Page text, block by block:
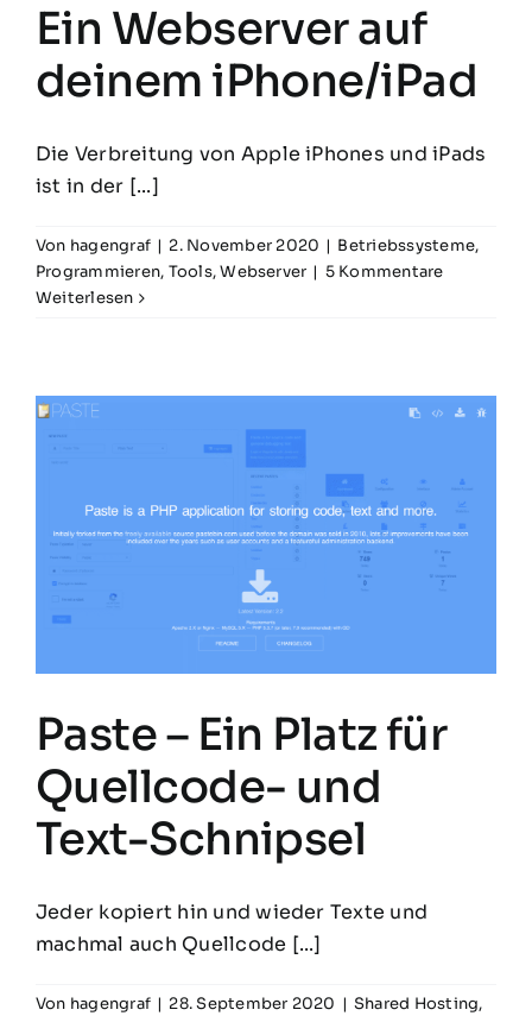
Ein Webserver auf
deinem iPhone/iPad
Die Verbreitung von Apple iPhones und iPads
ist in der [...]
Von hagengraf | 2. November 2020 | Betriebssysteme,
Programmieren, Tools,Webserver | 5 Kommentare
Weiterlesen
Paste – Ein Platz für
Quellcode- und
Text-Schnipsel
Jeder kopiert hin und wieder Texte und
machmal auch Quellcode [...]
Von hagengraf | 28. September 2020 | Shared Hosting,